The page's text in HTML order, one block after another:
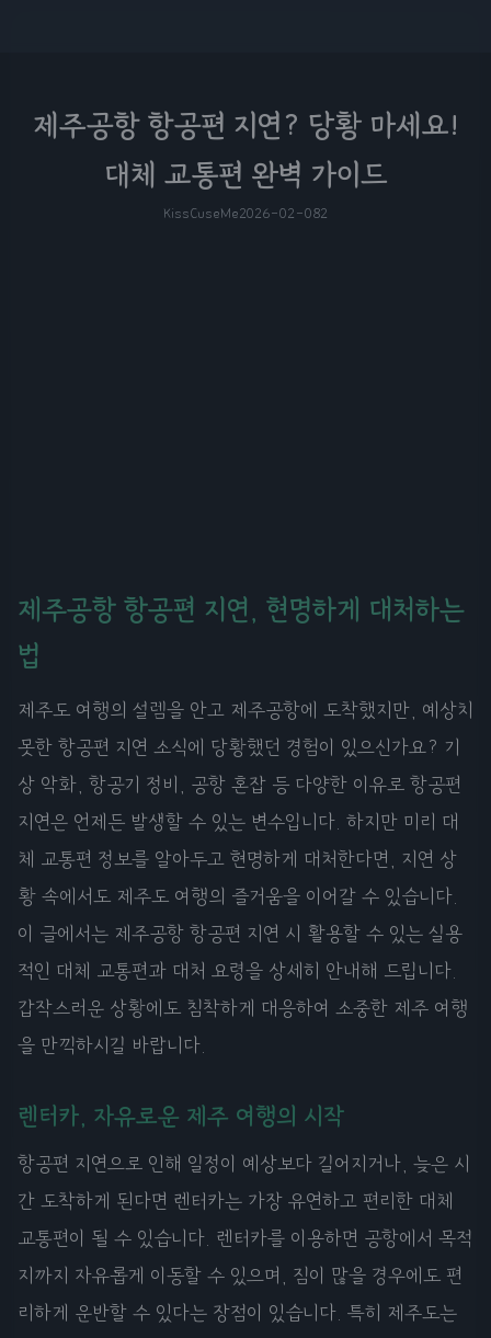
제주공항 항공편 지연? 당황 마세요!
대체 교통편 완벽 가이드
KissCuseMe2026-02-082
제주공항 항공편 지연, 현명하게 대처하는
법
제주도 여행의 설렘을 안고 제주공항에 도착했지만, 예상치
못한 항공편 지연 소식에 당황했던 경험이 있으신가요? 기
상 악화, 항공기 정비, 공항 혼잡 등 다양한 이유로 항공편
지연은 언제든 발생할 수 있는 변수입니다. 하지만 미리 대
체 교통편 정보를 알아두고 현명하게 대처한다면, 지연 상
황 속에서도 제주도 여행의 즐거움을 이어갈 수 있습니다.
이 글에서는 제주공항 항공편 지연 시 활용할 수 있는 실용
적인 대체 교통편과 대처 요령을 상세히 안내해 드립니다.
갑작스러운 상황에도 침착하게 대응하여 소중한 제주 여행
을 만끽하시길 바랍니다.
렌터카, 자유로운 제주 여행의 시작
항공편 지연으로 인해 일정이 예상보다 길어지거나, 늦은 시
간 도착하게 된다면 렌터카는 가장 유연하고 편리한 대체
교통편이 될 수 있습니다. 렌터카를 이용하면 공항에서 목적
지까지 자유롭게 이동할 수 있으며, 짐이 많을 경우에도 편
리하게 운반할 수 있다는 장점이 있습니다. 특히 제주도는